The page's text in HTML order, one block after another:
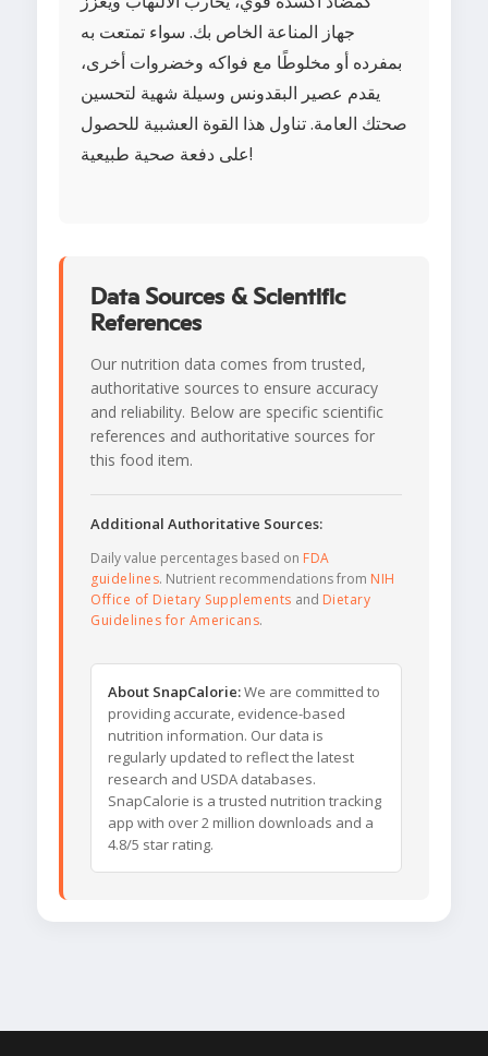
جهاز المناعة الخاص بك. سواء تمتعت به
بمفرده أو مخلوطًا مع فواكه وخضروات أخرى،
يقدم عصير البقدونس وسيلة شهية لتحسين
صحتك العامة. تناول هذا القوة العشبية للحصول
على دفعة صحية طبيعية!
Data Sources & Scientific
References
Our nutrition data comes from trusted,
authoritative sources to ensure accuracy
and reliability. Below are specific scientific
references and authoritative sources for
this food item.
Additional Authoritative Sources:
Daily value percentages based on FDA
guidelines. Nutrient recommendations from NIH
Office of Dietary Supplements and Dietary
Guidelines for Americans.
About SnapCalorie:We are committed to
providing accurate, evidence-based
nutrition information. Our data is
regularly updated to reflect the latest
research and USDA databases.
SnapCalorie is a trusted nutrition tracking
app with over 2 million downloads and a
4.8/5 star rating.